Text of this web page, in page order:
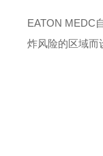
EATON MEDC
炸风险的区域而